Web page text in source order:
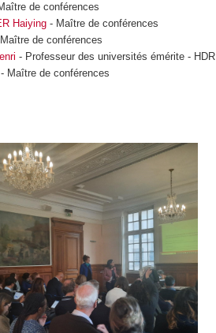
de conférences
Haiying- Maître de conférences
de conférences
- Professeur des universités émérite - HDR
- Maître de conférences